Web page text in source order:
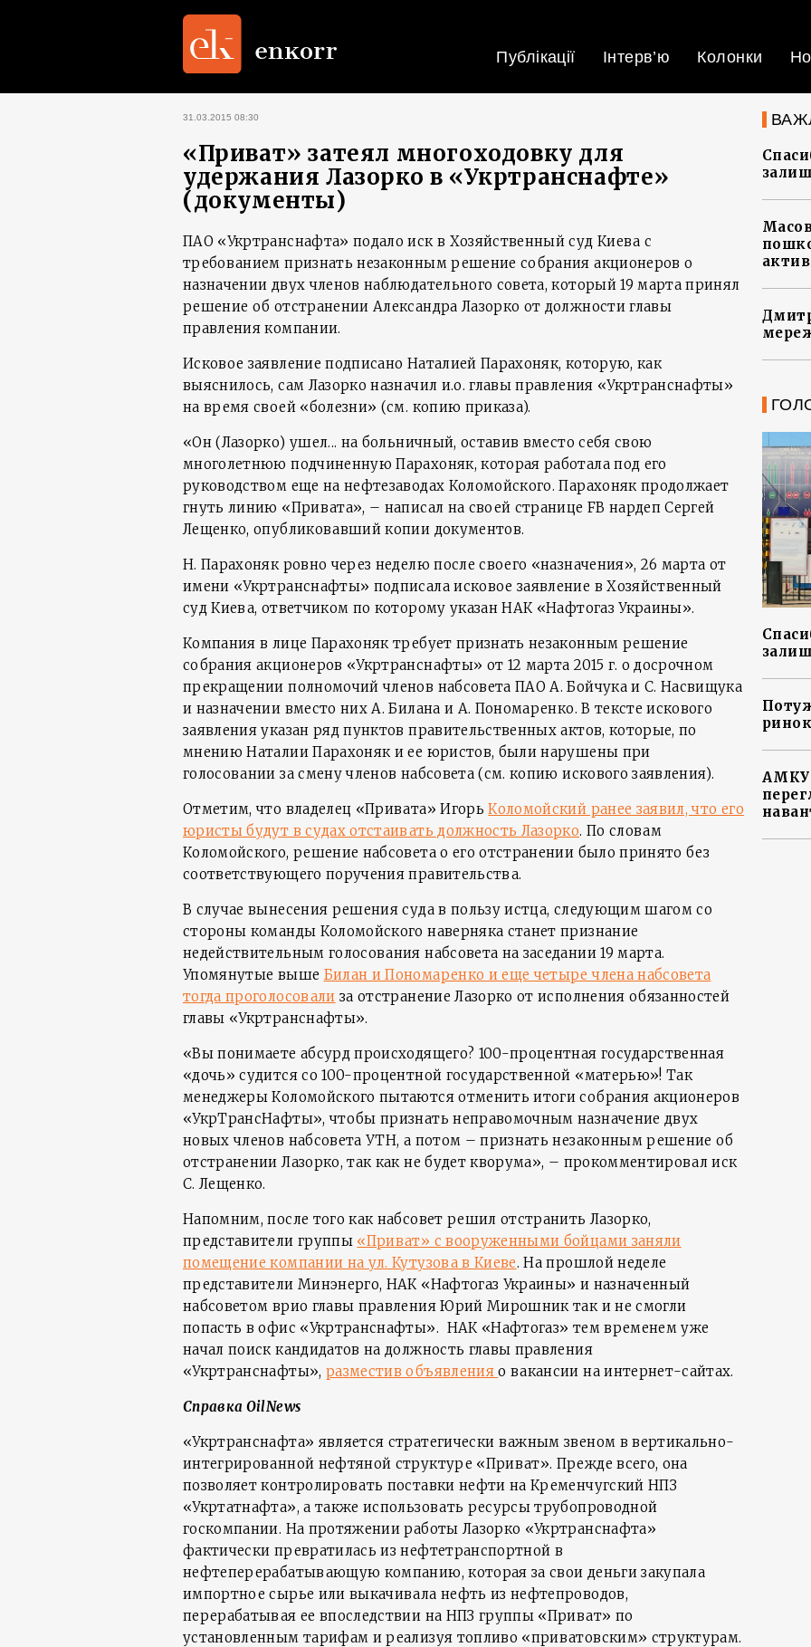
Публікації Інтерв’ю Колонки
31.03.2015 08:30
«Приват» затеял многоходовку для
удержания Лазорко в «Укртранснафте»
(документы)
ПАО «Укртранснафта» подало иск в Хозяйственный суд Киева с
требованием признать незаконным решение собрания акционеров о
назначении двух членов наблюдательного совета, который 19 марта принял
решение об отстранении Александра Лазорко от должности главы
правления компании.
Исковое заявление подписано Наталией Парахоняк, которую, как
выяснилось, сам Лазорко назначил и.о. главы правления «Укртранснафты»
на время своей «болезни» (см. копию приказа).
«Он (Лазорко) ушел... на больничный, оставив вместо себя свою
многолетнюю подчиненную Парахоняк, которая работала под его
руководством еще на нефтезаводах Коломойского. Парахоняк продолжает
гнуть линию «Привата», – написал на своей странице FB нардеп Сергей
Лещенко, опубликовавший копии документов.
Н. Парахоняк ровно через неделю после своего «назначения», 26 марта от
имени «Укртранснафты» подписала исковое заявление в Хозяйственный
суд Киева, ответчиком по которому указан НАК «Нафтогаз Украины».
Компания в лице Парахоняк требует признать незаконным решение
собрания акционеров «Укртранснафты» от 12 марта 2015 г. о досрочном
прекращении полномочий членов набсовета ПАО А. Бойчука и С. Насвищука
и назначении вместо них А. Билана и А. Пономаренко. В тексте искового
заявления указан ряд пунктов правительственных актов, которые, по
мнению Наталии Парахоняк и ее юристов, были нарушены при
голосовании за смену членов набсовета (см. копию искового заявления).
Отметим, что владелец «Привата» ИгорьКоломойский ранее заявил, что его
юристы будут в судах отстаивать должность Лазорко. По словам
Коломойского, решение набсовета о его отстранении было принято без
соответствующего поручения правительства.
В случае вынесения решения суда в пользу истца, следующим шагом со
стороны команды Коломойского наверняка станет признание
недействительным голосования набсовета на заседании 19 марта.
Упомянутые выше Билан и Пономаренко и еще четыре члена набсовета
тогда проголосовали за отстранение Лазорко от исполнения обязанностей
главы «Укртранснафты».
«Вы понимаете абсурд происходящего? 100-процентная государственная
«дочь» судится со 100-процентной государственной «матерью»! Так
менеджеры Коломойского пытаются отменить итоги собрания акционеров
«УкрТрансНафты», чтобы признать неправомочным назначение двух
новых членов набсовета УТН, а потом – признать незаконным решение об
отстранении Лазорко, так как не будет кворума», – прокомментировал иск
С. Лещенко.
Напомним, после того как набсовет решил отстранить Лазорко,
представители группы «Приват» с вооруженными бойцами заняли
помещение компании на ул. Кутузова в Киеве. На прошлой неделе
представители Минэнерго, НАК «Нафтогаз Украины» и назначенный
набсоветом врио главы правления Юрий Мирошник так и не смогли
попасть в офис «Укртранснафты». НАК «Нафтогаз» тем временем уже
начал поиск кандидатов на должность главы правления
«Укртранснафты», разместив объявленияо вакансии на интернет-сайтах.
Справка OilNews
«Укртранснафта» является стратегически важным звеном в вертикально-
интегрированной нефтяной структуре «Приват». Прежде всего, она
позволяет контролировать поставки нефти на Кременчугский НПЗ
«Укртатнафта», а также использовать ресурсы трубопроводной
госкомпании. На протяжении работы Лазорко «Укртранснафта»
фактически превратилась из нефтетранспортной в
нефтеперерабатывающую компанию, которая за свои деньги закупала
импортное сырье или выкачивала нефть из нефтепроводов,
перерабатывая ее впоследствии на НПЗ группы «Приват» по
установленным тарифам и реализуя топливо «приватовским» структурам.
АМКУ